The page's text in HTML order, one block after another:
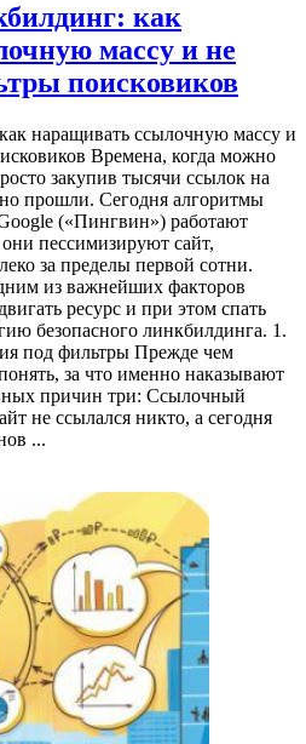
как
массу и не
поисковиков
наращивать ссылочную массу и
Времена, когда можно
закупив тысячи ссылок на
прошли. Сегодня алгоритмы
(«Пингвин») работают
пессимизируют сайт,
за пределы первой сотни.
из важнейших факторов
ресурс и при этом спать
безопасного линкбилдинга. 1.
под фильтры Прежде чем
за что именно наказывают
причин три: Ссылочный
не ссылался никто, а сегодня
...